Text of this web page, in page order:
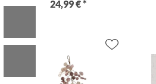
24,99 € *